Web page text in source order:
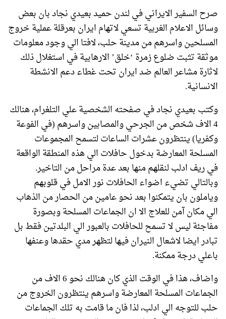
صرح السفير الايراني في لندن حميد بعيدي نجاد بان بعض
وسائل الاعلام الغربية تسعي لاتهام ايران بعرقلة عملية خروج
المسلحين واسرهم من مدينة حلب، لافتا الي وجود معلومات
موثقة تثبت ضلوع زمرة ‘خلق’ الارهابية في استغلال ذلك
لاثارة مشاعر العالم ضد ايران تحت غطاء دعم الانشطة
الانسانية.
وكتب بعيدي نجاد في صفحته الشخصية علي التلغرام، هنالك
4 الاف شخص من الجرحي والمصابين واسرهم (في الفوعة
وكفريا) ينتظرون عشرات الساعات لتسمح المجموعات
المسلحة المعارضة بدخول حافلات الي هذه المنطقة الواقعة
في ريف ادلب لنقلهم منها بعد عدة مراحل من التاخير.
وبالتالي تضيء اضواء الحافلات نور الامل في قلوبهم
وياملون بان يتمكنوا بعد نحو عامين من الحصار من الذهاب
الي مكان آمن للعلاج الا ان الجماعات المسلحة وبصورة
مفاجئة ليس لا تسمح للحافلات بالعبور الي البلدتين فقط بل
تبادر ايضا لاشعال النيران فيها لتظهر مدي حقدها وعنفها
باعلي درجة ممكنة.
واضاف، هذا في الوقت الذي كان هنالك نحو 6 الاف من
الجماعات المسلحة المعارضة واسرهم ينتظرون الخروج من
حلب للتوجه الي ادلب، لذا فان ما قامت به تلك الجماعات